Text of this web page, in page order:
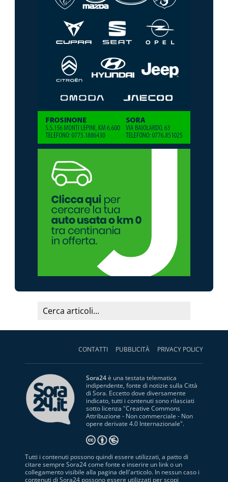
CONTATTI PUBBLICITÀ PRIVACY POLICY
Sora24è una testata telematica
indipendente, fonte di notizie sulla Città
di Sora. Eccetto dove diversamente
indicato, tutti i contenuti sono rilasciati
sotto licenza "Creative Commons
Attribuzione - Non commerciale - Non
opere derivate 4.0 Internazionale".
Tutti i contenuti possono quindi essere utilizzati, a patto di
citare sempre Sora24 come fonte e inserire un link o un
collegamento visibile alla pagina dell'articolo. In nessun caso i
contenuti di Sora24 possono essere utilizzati per scopi